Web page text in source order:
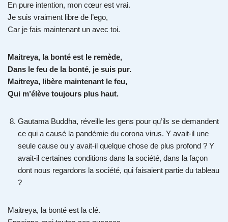
En pure intention, mon cœur est vrai.
Je suis vraiment libre de l’ego,
Car je fais maintenant un avec toi.
Maitreya, la bonté est le remède,
Dans le feu de la bonté, je suis pur.
Maitreya, libère maintenant le feu,
Qui m’élève toujours plus haut.
Gautama Buddha, réveille les gens pour qu’ils se demandent
ce qui a causé la pandémie du corona virus. Y avait-il une
seule cause ou y avait-il quelque chose de plus profond ? Y
avait-il certaines conditions dans la société, dans la façon
dont nous regardons la société, qui faisaient partie du tableau
?
Maitreya, la bonté est la clé.